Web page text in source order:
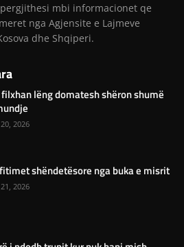
mbi informacionet qe
nga Agjensite e Lajmeve
dhe Shqiperi.
lëng domatesh shëron shumë
2026
shëndetësore nga buka e misrit
2026